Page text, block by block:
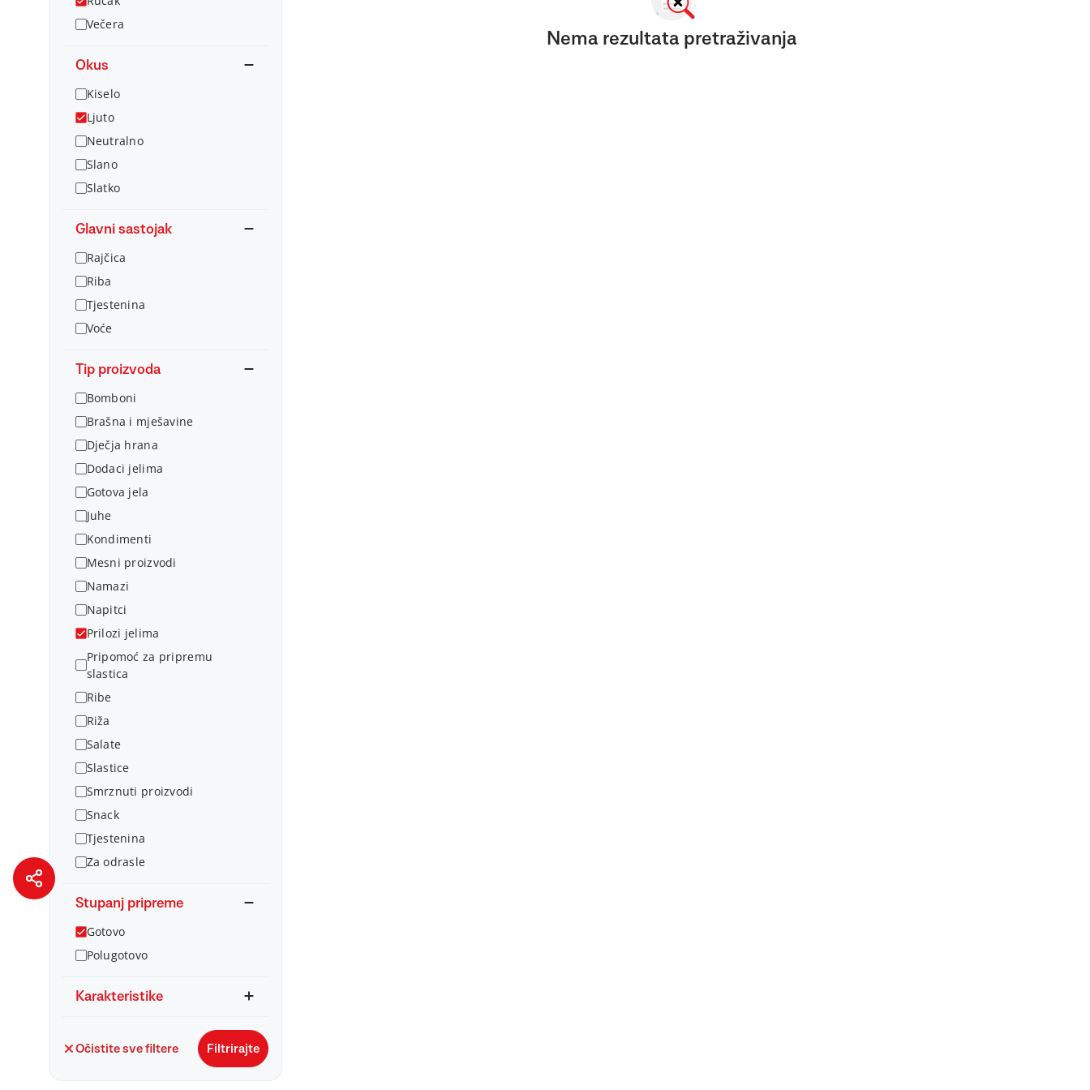
Večera
Okus
Kiselo
Ljuto
Neutralno
Slano
Slatko
Glavni sastojak
Rajčica
Riba
Tjestenina
Voće
Tip proizvoda
Bomboni
Brašna i mješavine
Dječja hrana
Dodaci jelima
Gotova jela
Juhe
Kondimenti
Mesni proizvodi
Namazi
Napitci
Prilozi jelima
Pripomoć za pripremu
slastica
Ribe
Riža
Salate
Slastice
Smrznuti proizvodi
Snack
Tjestenina
Za odrasle
Stupanj pripreme
Gotovo
Polugotovo
Karakteristike
Očistite sve filtere Filtrirajte
Nema rezultata pretraživanja